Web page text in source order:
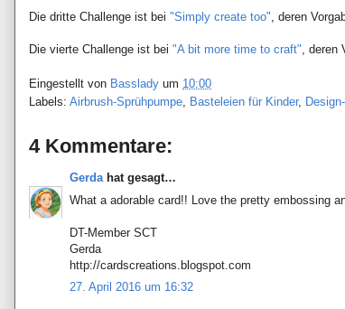
Die dritte Challenge ist bei "Simply create too" , deren
Die vierte Challenge ist bei "A bit more time to craft" ,
Eingestellt von Basslady um 10:00
Labels: Airbrush-Sprühpumpe, Basteleien für Kinder,
4 Kommentare:
Gerdahat gesagt…
What a adorable card!! Love the pretty embossing
DT-Member SCT
Gerda
http://cardscreations.blogspot.com
27. April 2016 um 16:32